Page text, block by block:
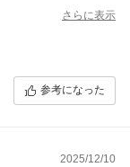
さらに表示
参考になった
2025/12/10